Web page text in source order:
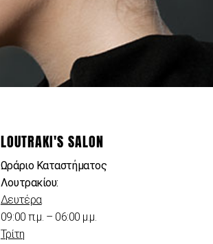
LOUTRAKI'S SALON
Ωράριο Καταστήματος
Λουτρακίου:
Δευτέρα
09:00 π.μ. – 06:00 μ.μ.
Τρίτη